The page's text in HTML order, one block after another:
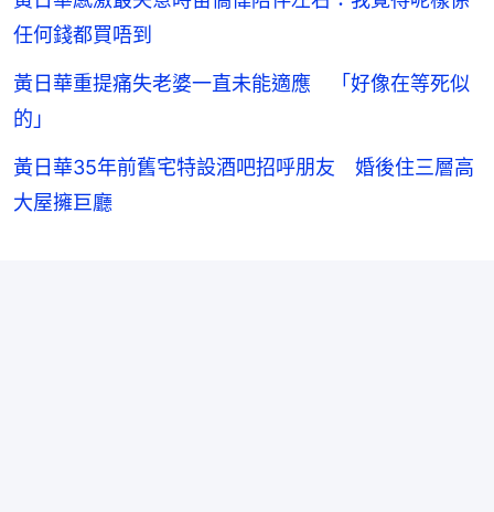
任何錢都買唔到
黃日華重提痛失老婆一直未能適應 「好像在等死似
的」
黃日華35年前舊宅特設酒吧招呼朋友 婚後住三層高
大屋擁巨廳